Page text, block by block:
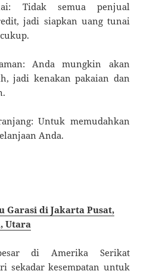
Tidak semua penjual
jadi siapkan uang tunai
Anda mungkin akan
jadi kenakan pakaian dan
Untuk memudahkan
Anda.
Garasi di Jakarta Pusat,
Utara
di Amerika Serikat
sekadar kesempatan untuk